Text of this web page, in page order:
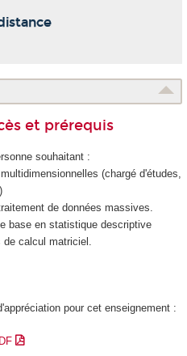
et prérequis
souhaitant :
(chargé d'études,
de données massives.
base en statistique descriptive
de calcul matriciel.
pour cet enseignement :